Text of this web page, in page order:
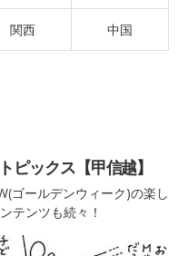
関西 中国
ピックス【甲信越】
ゴールデンウィーク)の楽し
テンツも続々！